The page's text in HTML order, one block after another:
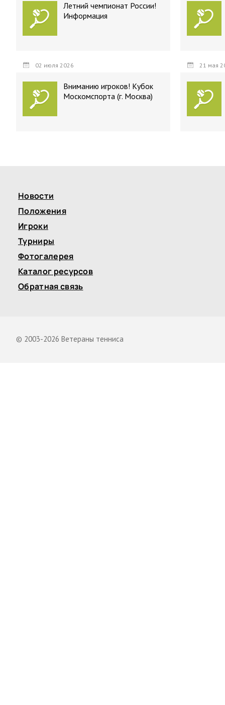
Летний чемпионат России!
Информация
02 июля 2026
Вниманию игроков! Кубок
Москомспорта (г. Москва)
21 мая
Новости
Положения
Игроки
Турниры
Фотогалерея
Каталог ресурсов
Обратная связь
© 2003-2026 Ветераны тенниса